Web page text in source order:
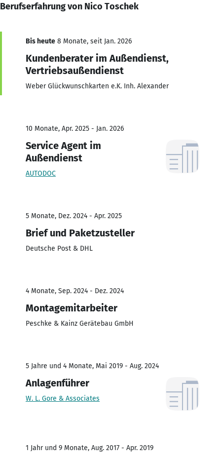
Berufserfahrung von Nico Toschek
Bis heute 8 Monate, seit Jan. 2026
Kundenberater im Außendienst,
Vertriebsaußendienst
Weber Glückwunschkarten e.K. Inh. Alexander
10 Monate, Apr. 2025 - Jan. 2026
Service Agent im
Außendienst
AUTODOC
5 Monate, Dez. 2024 - Apr. 2025
Brief und Paketzusteller
Deutsche Post & DHL
4 Monate, Sep. 2024 - Dez. 2024
Montagemitarbeiter
Peschke & Kainz Gerätebau GmbH
5 Jahre und 4 Monate, Mai 2019 - Aug. 2024
Anlagenführer
W. L. Gore & Associates
1 Jahr und 9 Monate, Aug. 2017 - Apr. 2019